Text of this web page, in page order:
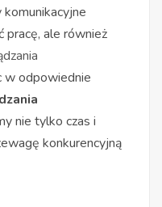
pracę, ale również
w odpowiednie
nie tylko czas i
konkurencyjną